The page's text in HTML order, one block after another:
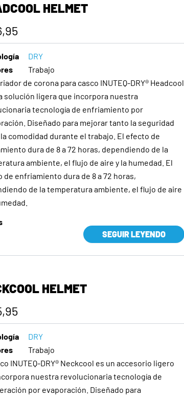
HELMET
DRY
Trabajo
de corona para casco INUTEQ-DRY® Headcool
solución ligera que incorpora nuestra
tecnología de enfriamiento por
Diseñado para mejorar tanto la seguridad
comodidad durante el trabajo. El efecto de
dura de 8 a 72 horas, dependiendo de la
ambiente, el flujo de aire y la humedad. El
de enfriamiento dura de 8 a 72 horas,
de la temperatura ambiente, el flujo de aire
SEGUIR LEYENDO
HELMET
DRY
Trabajo
INUTEQ-DRY® Neckcool es un accesorio ligero
nuestra revolucionaria tecnología de
por evaporación. Diseñado para